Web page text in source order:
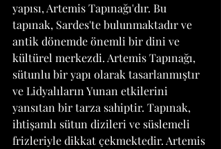
yapısı, Artemis Tapınağı'dır. Bu
tapınak, Sardes'te bulunmaktadır ve
antik dönemde önemli bir dini ve
kültürel merkezdi. Artemis Tapınağı,
sütunlu bir yapı olarak tasarlanmıştır
ve Lidyalıların Yunan etkilerini
yansıtan bir tarza sahiptir. Tapınak,
ihtişamlı sütun dizileri ve süslemeli
frizleriyle dikkat çekmektedir. Artemis